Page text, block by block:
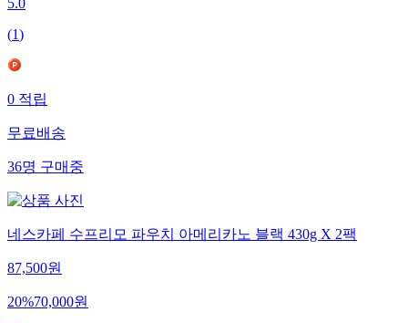
5.0
(1)
0적립
무료배송
36명구매중
네스카페 수프리모 파우치 아메리카노 블랙 430g X 2팩
87,500원
20%70,000원